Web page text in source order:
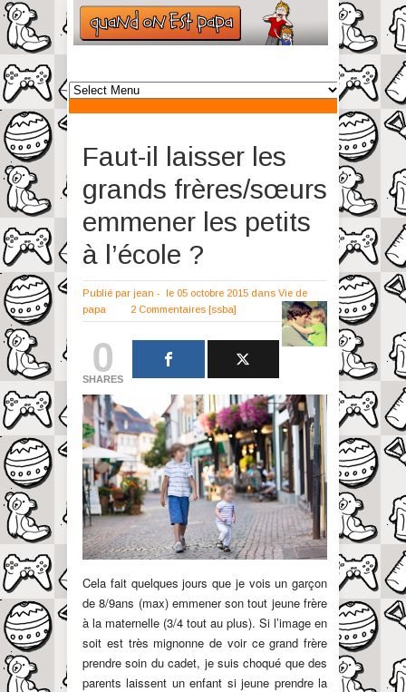
Faut-il laisser les
grands frères/sœurs
emmener les petits
à l’école ?
Publié par jean - le 05 octobre 2015 dans Vie de
papa
2 Commentaires [ssba]
0
SHARES
Cela fait quelques jours que je vois un garçon
de 8/9ans (max) emmener son tout jeune frère
à la maternelle (3/4 tout au plus). Si l’image en
soit est très mignonne de voir ce grand frère
prendre soin du cadet, je suis choqué que des
parents laissent un enfant si jeune prendre la